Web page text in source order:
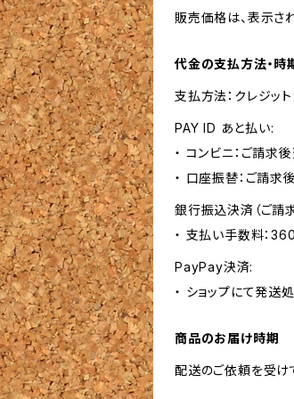
販売価格は、表示さ
代金の支払方法・時
支払方法：クレジッ
PAY ID あと払い:
・ コンビニ：ご請求
・ 口座振替：ご請求
銀行振込決済（ご請
・ 支払い手数料：360
PayPay決済:
・ ショップにて発送
商品のお届け時期
配送のご依頼を受け